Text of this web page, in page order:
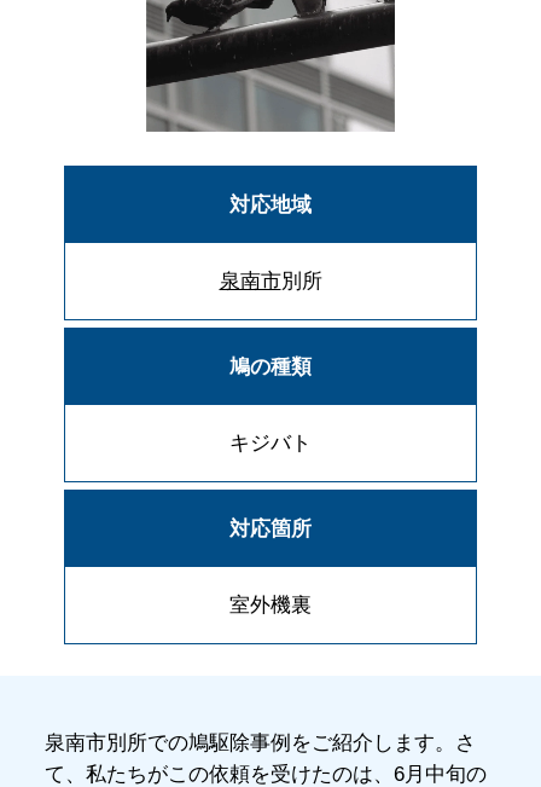
対応地域
泉南市別所
鳩の種類
キジバト
対応箇所
室外機裏
泉南市別所での鳩駆除事例をご紹介します。さ
て、私たちがこの依頼を受けたのは、6月中旬の